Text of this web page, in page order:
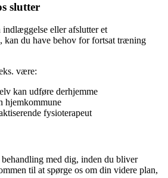
slutter
eller afslutter et
kan du have behov for fortsat træning
være:
kan udføre derhjemme
hjemkommune
fysioterapeut
med dig, inden du bliver
til at spørge os om din videre plan,